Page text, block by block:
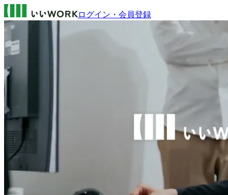
ログイン・会員登録